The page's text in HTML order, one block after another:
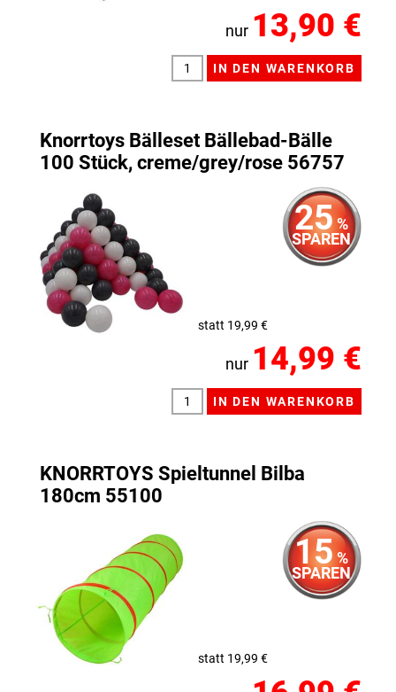
nur 13,90 €
Knorrtoys Bälleset Bällebad-Bälle
100 Stück, creme/grey/rose 56757
25 %
SPAREN
statt 19,99 €
nur 14,99 €
KNORRTOYS Spieltunnel Bilba
180cm 55100
15 %
SPAREN
statt 19,99 €